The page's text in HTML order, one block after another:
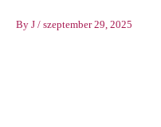
By J / szeptember 29, 2025
Boldogasszony